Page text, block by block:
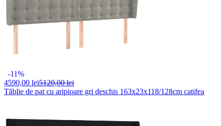
-11%
4590,00 lei5120,00 lei
Tăblie de pat cu aripioare gri deschis 163x23x118/128cm catifea